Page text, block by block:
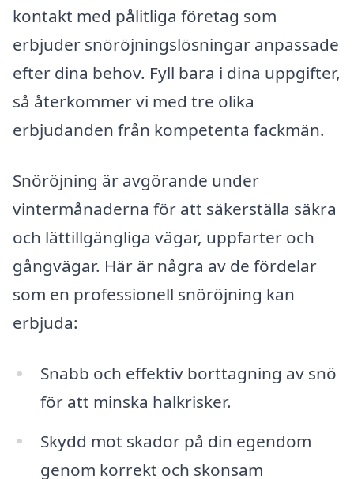
kontakt med pålitliga företag som
erbjuder snöröjningslösningar anpassade
efter dina behov. Fyll bara i dina uppgifter,
så återkommer vi med tre olika
erbjudanden från kompetenta fackmän.
Snöröjning är avgörande under
vintermånaderna för att säkerställa säkra
och lättillgängliga vägar, uppfarter och
gångvägar. Här är några av de fördelar
som en professionell snöröjning kan
erbjuda:
Snabb och effektiv borttagning av snö
för att minska halkrisker.
Skydd mot skador på din egendom
genom korrekt och skonsam